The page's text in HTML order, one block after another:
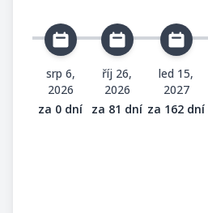
srp 6,
2026
za 0 dní
říj 26,
2026
za 81 dní
led 15,
2027
za 162 dní